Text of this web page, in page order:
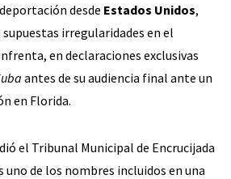
desde Estados Unidos,
irregularidades en el
en declaraciones exclusivas
antes de su audiencia final ante un
en Florida.
el Tribunal Municipal de Encrucijada
uno de los nombres incluidos en una